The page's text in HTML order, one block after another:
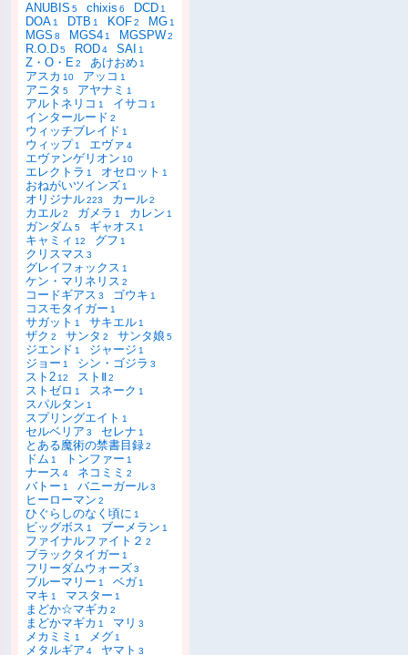
ANUBIS 5 chixis 6 DCD 1
DOA 1 DTB 1 KOF2 MG 1
MGS 8 MGS4 1 MGSPW2
R.O.D5 ROD4 SAI 1
Z・O・E2 あけおめ 1
アスカ 10 アッコ 1
アニタ 5 アヤナミ 1
アルトネリコ 1 イサコ 1
インタールード 2
ウィッチブレイド 1
ウィップ 1 エヴァ 4
エヴァンゲリオン 10
エレクトラ 1 オセロット 1
おねがいツインズ 1
オリジナル223 カール2
カエル2 ガメラ 1 カレン 1
ガンダム 5 ギャオス 1
キャミィ 12 グフ 1
クリスマス 3
グレイフォックス 1
ケン・マリネリス 2
コードギアス 3 ゴウキ 1
コスモタイガー 1
サガット 1 サキエル 1
ザク 2 サンタ 2 サンタ娘 5
ジエンド 1 ジャージ 1
ジョー 1 シン・ゴジラ 3
スト2 12 ストⅡ2
ストゼロ 1 スネーク 1
スパルタン 1
スプリングエイト 1
セルベリア 3 セレナ 1
とある魔術の禁書目録2
ドム 1 トンファー 1
ナース 4 ネコミミ 2
バトー 1 バニーガール3
ヒーローマン 2
ひぐらしのなく頃に 1
ビッグボス 1 ブーメラン 1
ファイナルファイト２ 2
ブラックタイガー 1
フリーダムウォーズ3
ブルーマリー 1 ベガ 1
マキ 1 マスター 1
まどか☆マギカ 2
まどかマギカ 1 マリ 3
メカミミ 1 メグ 1
メタルギア 4 ヤマト 3